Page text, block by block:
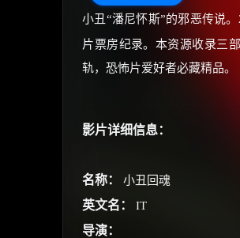
小丑“潘尼怀斯”的邪恶传说。
片票房纪录。本资源收录三
轨，恐怖片爱好者必藏精品。
影片详细信息：
名称： 小丑回魂
英文名： IT
导演：